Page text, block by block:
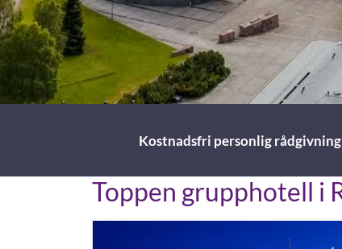
Kostnadsfri personlig rådgivning
Toppen grupphotell i